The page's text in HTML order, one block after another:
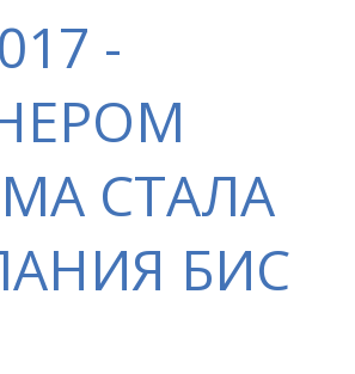
-
СТАЛА
БИС